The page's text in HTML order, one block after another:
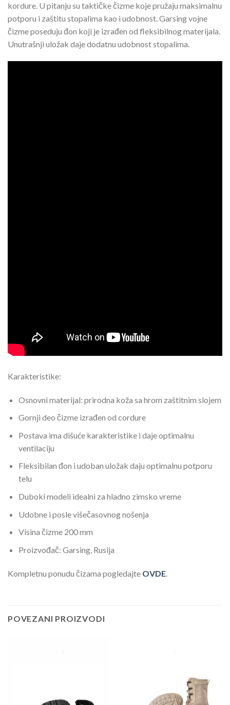
kordure. U pitanju su taktičke čizme koje pružaju maksimalnu
potporu i zaštitu stopalima kao i udobnost. Garsing vojne
čizme poseduju đon koji je izrađen od fleksibilnog materijala.
Unutrašnji uložak daje dodatnu udobnost stopalima.
Karakteristike:
Osnovni materijal: prirodna koža sa hrom zaštitnim slojem
Gornji deo čizme izrađen od cordure
Postava ima dišuće karakteristike i daje optimalnu
ventilaciju
Fleksibilan đon i udoban uložak daju optimalnu potporu
telu
Duboki modeli idealni za hladno zimsko vreme
Udobne i posle višečasovnog nošenja
Visina čizme 200 mm
Proizvođač: Garsing, Rusija
Kompletnu ponudu čizama pogledajte OVDE
POVEZANI PROIZVODI